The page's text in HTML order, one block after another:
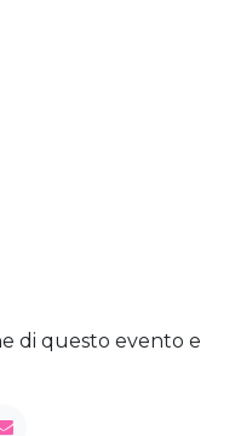
di questo evento e